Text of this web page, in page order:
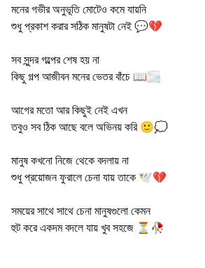
মনের গভীর অনুভূতি মোটেও কমে যায়নি
শুধু প্রকাশ করার সঠিক মানুষটা নেই 💬💔
সব সুন্দর গল্পের শেষ হয় না
কিছু গল্প আজীবন মনের ভেতর বাঁচে 📖🌫️
আগের মতো আর কিছুই নেই এখন
তবুও সব ঠিক আছে বলে অভিনয় করি 🙂💭
মানুষ কখনো নিজে থেকে বদলায় না
শুধু প্রয়োজন ফুরালে চেনা যায় তাকে 🕊️💔
সময়ের সাথে সাথে চেনা মানুষগুলো কেমন
হুট করে একদম বদলে যায় খুব সহজে ⏳🥀